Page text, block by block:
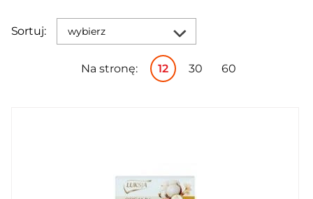
Sortuj: wybierz
Na stronę: 12 30 60